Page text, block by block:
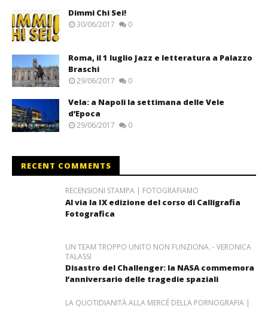
Dimmi Chi Sei!
30/06/2017 0
Roma, il 1 luglio Jazz e letteratura a Palazzo
Braschi
29/06/2017 0
Vela: a Napoli la settimana delle Vele
d’Epoca
29/06/2017 0
RECENT COMMENTS
RECENSIONI STAMPA | FOTOGRAFIAMO
Al via la IX edizione del corso di Calligrafia
Fotografica
UN TEAM TROPPO UNITO NON FUNZIONA. - VERONICA
TALASSI
Disastro del Challenger: la NASA commemora
l’anniversario delle tragedie spaziali
LA QUOTIDIANITÀ ALLA MERCÉ DELLA PORNOGRAFIA |